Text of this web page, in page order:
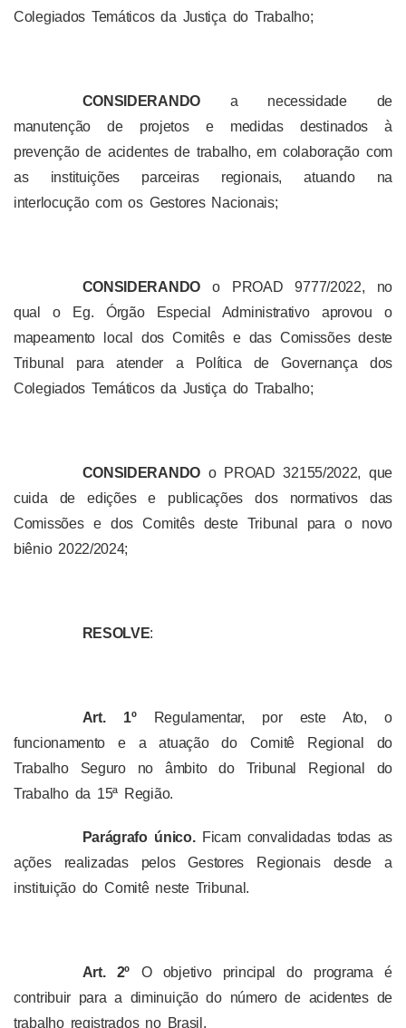
Colegiados Temáticos da Justiça do Trabalho;
CONSIDERANDOa necessidade de
manutenção de projetos e medidas destinados à
prevenção de acidentes de trabalho, em colaboração com
as instituições parceiras regionais, atuando na
interlocução com os Gestores Nacionais;
CONSIDERANDOo PROAD 9777/2022, no
qual o Eg. Órgão Especial Administrativo aprovou o
mapeamento local dos Comitês e das Comissões deste
Tribunal para atender a Política de Governança dos
Colegiados Temáticos da Justiça do Trabalho;
CONSIDERANDOo PROAD 32155/2022, que
cuida de edições e publicações dos normativos das
Comissões e dos Comitês deste Tribunal para o novo
biênio 2022/2024;
RESOLVE:
Art. 1º
Regulamentar, por este Ato, o
funcionamento e a atuação do Comitê Regional do
Trabalho Seguro no âmbito do Tribunal Regional do
Trabalho da 15ª Região.
Parágrafo único. Ficam convalidadas todas as
ações realizadas pelos Gestores Regionais desde a
instituição do Comitê neste Tribunal.
Art. 2º O objetivo principal do programa é
contribuir para a diminuição do número de acidentes de
trabalho registrados no Brasil.